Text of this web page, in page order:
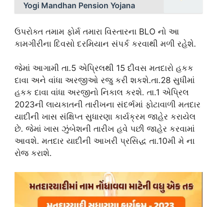
Yogi Mandhan Pension Yojana
ઉપરોક્ત તમામ ફોર્મ તમારા વિસ્તારના BLO નો આ
કામગીરીના દિવસો દરમિયાન સંપર્ક કરવાથી મળી રહેશે.
જેમાં આગામી તા.5 એપ્રિલથી 15 દીવસ મતદારો હકક
દાવા અને વાંધા અરજીઓ રજુ કરી શકશે.તા.28 સુધીમાં
હકક દાવા વાંધા અરજીનો નિકાલ કરશે. તા.1 એપ્રિલ
2023ની લાયકાતની તારીખના સંદર્ભમાં ફોટાવાળી મતદાર
યાદીની ખાસ સંક્ષિપ્ત સુધારણા કાર્યક્રમ જાહેર કરાયેલ
છે. જેમાં ખાસ ઝુંબેશની તારીખ હવે પછી જાહેર કરવામાં
આવશે. મતદાર યાદીની આખરી પ્રસિદ્ધ તા.10મી મે ના
રોજ કરાશે.